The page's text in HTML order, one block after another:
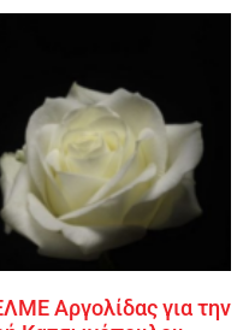
Αργολίδας για την